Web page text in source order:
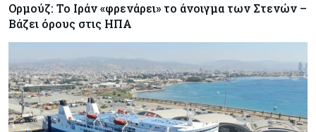
Ορμούζ: Το Ιράν «φρενάρει» το άνοιγμα των Στενών –
Βάζει όρους στις ΗΠΑ